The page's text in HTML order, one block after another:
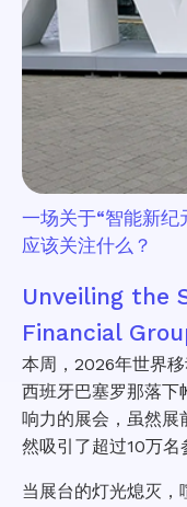
一场关于“智能新纪
应该关注什么？
Unveiling the
Financial
本周，2026年世界
西班牙巴塞罗那落下
响力的展会，虽然展
然吸引了超过10万名
当展台的灯光熄灭，